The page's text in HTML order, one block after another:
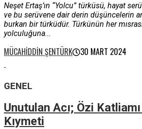
Neşet Ertaş’ın “Yolcu” türküsü, hayat
ve bu serüvene dair derin düşüncelerin
burkan bir türküdür. Türkünün her
yolculuğuna...
MÜCAHIDDIN ŞENTÜRK 30 MART 2024
GENEL
Unutulan Acı; Özi
Kıymeti